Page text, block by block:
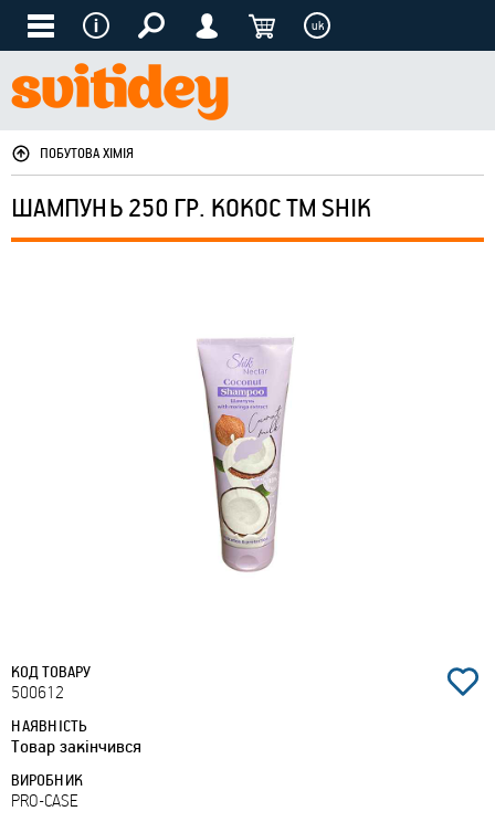
uk
ПОБУТОВА ХІМІЯ
ШАМПУНЬ 250 ГР. КОКОС ТМ SHIK
КОД ТОВАРУ
500612
НАЯВНІСТЬ
Товар закінчився
ВИРОБНИК
PRO-CASE